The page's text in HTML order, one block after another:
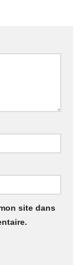
site dans